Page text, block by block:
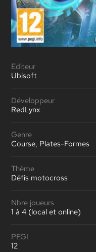
Editeur
Ubisoft
Développeur
RedLynx
Genre
Course, Plates-Formes
Thème
Défis motocross
Nbre joueurs
1 à 4 (local et online)
PEGI
12